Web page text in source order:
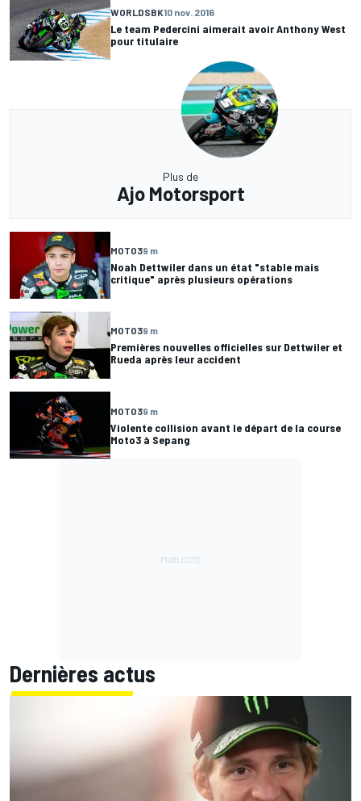
WORLDSBK10 nov. 2016
Le team Pedercini aimerait avoir Anthony West
pour titulaire
Plus de
Ajo Motorsport
MOTO39 m
Noah Dettwiler dans un état "stable mais
critique" après plusieurs opérations
MOTO39 m
Premières nouvelles officielles sur Dettwiler et
Rueda après leur accident
MOTO39 m
Violente collision avant le départ de la course
Moto3 à Sepang
Dernières actus